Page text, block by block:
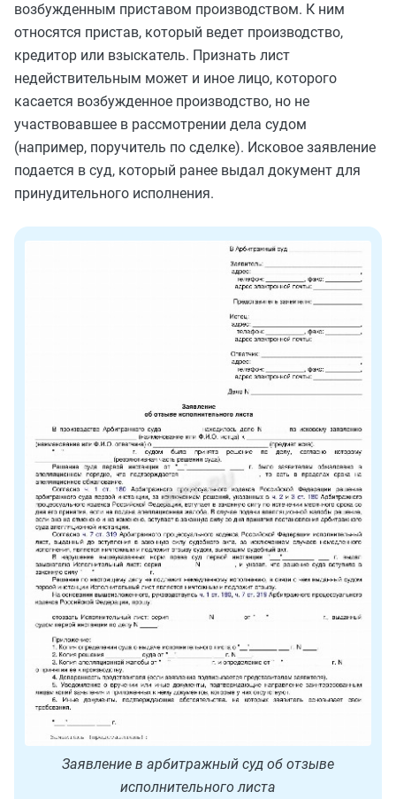
возбужденным приставом производством. К ним
относятся пристав, который ведет производство,
кредитор или взыскатель. Признать лист
недействительным может и иное лицо, которого
касается возбужденное производство, но не
участвовавшее в рассмотрении дела судом
(например, поручитель по сделке). Исковое заявление
подается в суд, который ранее выдал документ для
принудительного исполнения.
Заявление в арбитражный суд об отзыве
исполнительного листа